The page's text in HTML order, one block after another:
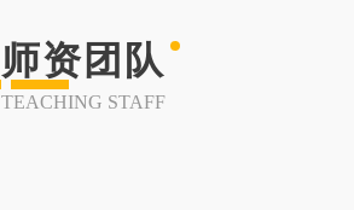
师资团队
TEACHING STAFF